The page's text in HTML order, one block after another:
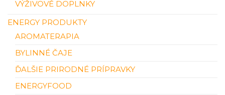
VÝŽIVOVÉ DOPLNKY
ENERGY PRODUKTY
AROMATERAPIA
BYLINNÉ ČAJE
ĎALŠIE PRIRODNÉ PRÍPRAVKY
ENERGYFOOD